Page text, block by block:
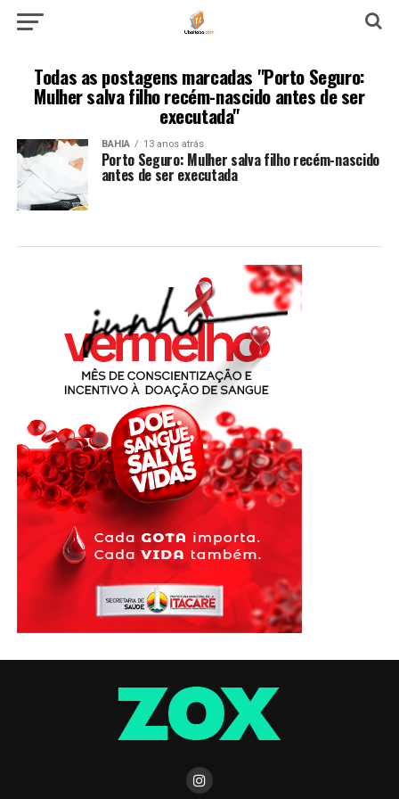
Todas as postagens marcadas "Porto Seguro:
Mulher salva filho recém-nascido antes de ser
executada"
BAHIA 13 anos atrás
Porto Seguro: Mulher salva filho recém-nascido
antes de ser executada